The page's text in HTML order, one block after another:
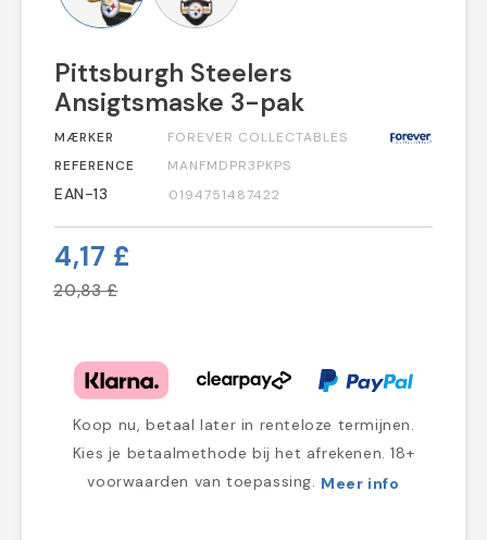
Pittsburgh Steelers
Ansigtsmaske 3-pak
MÆRKER
FOREVER COLLECTABLES
REFERENCE
MANFMDPR3PKPS
EAN-13 0194751487422
4,17 £
20,83 £
Koop nu, betaal later in renteloze termijnen.
Kies je betaalmethode bij het afrekenen. 18+
voorwaarden van toepassing. Meer info